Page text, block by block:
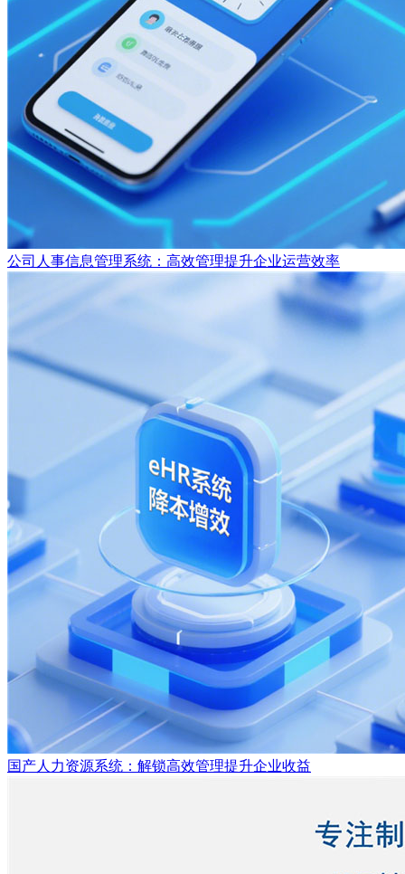
公司人事信息管理系统：高效管理提升企业运营效率
国产人力资源系统：解锁高效管理提升企业收益